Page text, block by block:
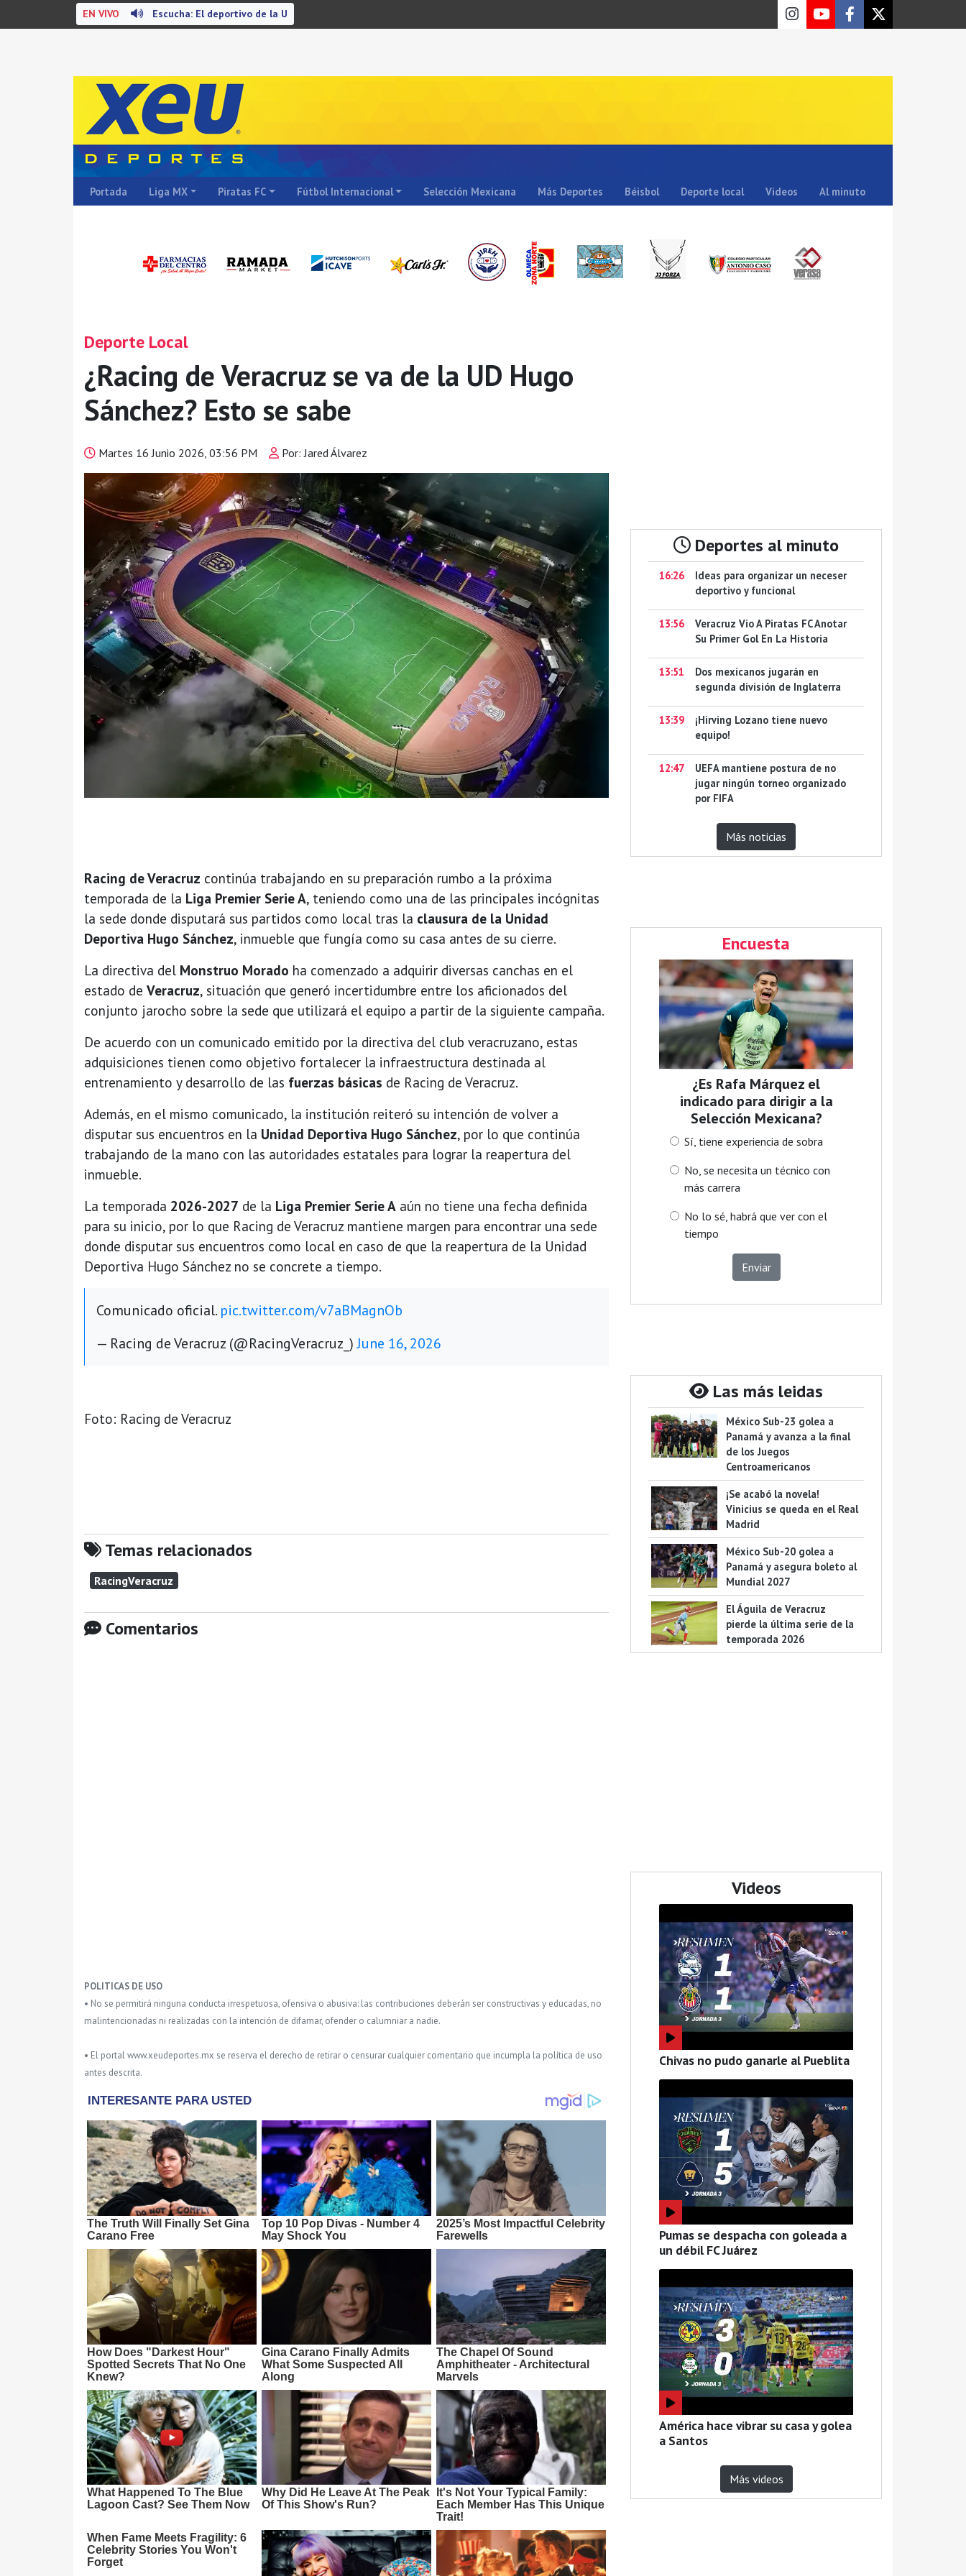
EN VIVO Escucha: El deportivo de la U
Portada Liga MX Piratas FC Fútbol Internacional Selección Mexicana Más Deportes Béisbol Deporte local Videos Al minuto
Deporte Local
¿Racing de Veracruz se va de la UD Hugo
Sánchez? Esto se sabe
Martes 16 Junio 2026, 03:56 PM Por: Jared Álvarez
Racing de Veracruz continúa trabajando en su preparación rumbo a la próxima
temporada de la Liga Premier Serie A, teniendo como una de las principales incógnitas
la sede donde disputará sus partidos como local tras la clausura de la Unidad
Deportiva Hugo Sánchez, inmueble que fungía como su casa antes de su cierre.
La directiva del Monstruo Morado ha comenzado a adquirir diversas canchas en el
estado de Veracruz, situación que generó incertidumbre entre los aficionados del
conjunto jarocho sobre la sede que utilizará el equipo a partir de la siguiente campaña.
De acuerdo con un comunicado emitido por la directiva del club veracruzano, estas
adquisiciones tienen como objetivo fortalecer la infraestructura destinada al
entrenamiento y desarrollo de las fuerzas básicas de Racing de Veracruz.
Además, en el mismo comunicado, la institución reiteró su intención de volver a
disputar sus encuentros en la Unidad Deportiva Hugo Sánchez, por lo que continúa
trabajando de la mano con las autoridades estatales para lograr la reapertura del
inmueble.
La temporada 2026-2027 de la Liga Premier Serie A aún no tiene una fecha definida
para su inicio, por lo que Racing de Veracruz mantiene margen para encontrar una sede
donde disputar sus encuentros como local en caso de que la reapertura de la Unidad
Deportiva Hugo Sánchez no se concrete a tiempo.
Comunicado oficial. pic.twitter.com/v7aBMagnOb
— Racing de Veracruz (@RacingVeracruz_)June 16, 2026
Foto: Racing de Veracruz
Temas relacionados
RacingVeracruz
Comentarios
POLITICAS DE USO
• No se permitirá ninguna conducta irrespetuosa, ofensiva o abusiva: las contribuciones deberán ser constructivas y educadas, no
malintencionadas ni realizadas con la intención de difamar, ofender o calumniar a nadie.
• El portal www.xeudeportes.mx se reserva el derecho de retirar o censurar cualquier comentario que incumpla la política de uso
antes descrita.
Deportes al minuto
16:26
Ideas para organizar un neceser
deportivo y funcional
13:56
Veracruz Vio A Piratas FC Anotar
Su Primer Gol En La Historia
13:51
Dos mexicanos jugarán en
segunda división de Inglaterra
13:39
¡Hirving Lozano tiene nuevo
equipo!
12:47
UEFA mantiene postura de no
jugar ningún torneo organizado
por FIFA
Más noticias
Encuesta
¿Es Rafa Márquez el
indicado para dirigir a la
Selección Mexicana?
Sí, tiene experiencia de sobra
No, se necesita un técnico con
más carrera
No lo sé, habrá que ver con el
tiempo
Enviar
Las más leidas
México Sub-23 golea a
Panamá y avanza a la final
de los Juegos
Centroamericanos
¡Se acabó la novela!
Vinicius se queda en el Real
Madrid
México Sub-20 golea a
Panamá y asegura boleto al
Mundial 2027
El Águila de Veracruz
pierde la última serie de la
temporada 2026
Videos
Chivas no pudo ganarle al Pueblita
Pumas se despacha con goleada a
un débil FC Juárez
América hace vibrar su casa y golea
a Santos
Más videos